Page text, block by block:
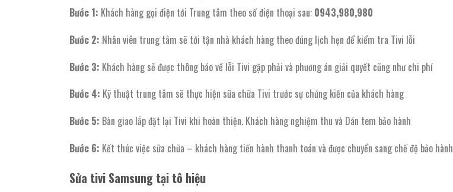
Bước 1: Khách hàng gọi điện tới Trung tâm theo số điện thoại sau: 0943,980,980
Bước 2: Nhân viên trung tâm sẽ tới tận nhà khách hàng theo đúng lịch hẹn để kiểm tra Tivi lỗi
Bước 3: Khách hàng sẽ được thông báo về lỗi Tivi gặp phải và phương án giải quyết cũng như chi phí
Bước 4: Kỹ thuật trung tâm sẽ thực hiện sữa chữa Tivi trước sự chứng kiến của khách hàng
Bước 5: Bàn giao lắp đặt lại Tivi khi hoàn thiện. Khách hàng nghiệm thu và Dán tem bảo hành
Bước 6: Kết thúc việc sữa chữa – khách hàng tiến hành thanh toán và được chuyển sang chế độ bảo hành
Sửa tivi Samsung tại tô hiệu